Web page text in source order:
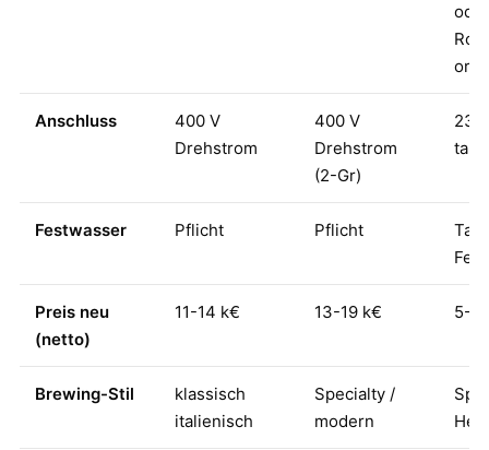
oder
or
Anschluss
400 V
Drehstrom
400 V
Drehstrom
(2-Gr)
230
Festwasser Pflicht Pflicht
Preis neu
(netto)
11-14 k€ 13-19 k€ 5-7
Brewing-Stil
klassisch
italienisch
Specialty /
modern